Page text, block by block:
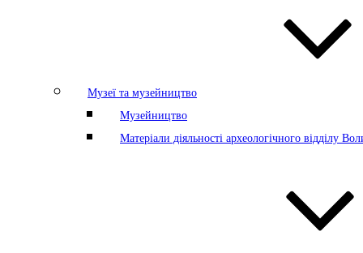
Музеї та музейництво
Музейництво
Матеріали діяльності археологічного відділу